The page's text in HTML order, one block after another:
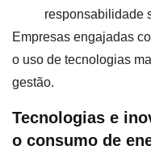
responsabilidade
Empresas engajadas
o uso de tecnologias
gestão.
Tecnologias e
o consumo de